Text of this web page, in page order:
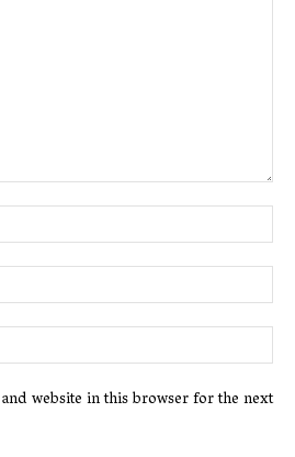
website in this browser for the next